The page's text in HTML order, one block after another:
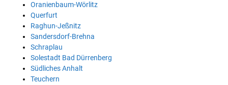
Oranienbaum-Wörlitz
Querfurt
Raghun-Jeßnitz
Sandersdorf-Brehna
Schraplau
Solestadt Bad Dürrenberg
Südliches Anhalt
Teuchern